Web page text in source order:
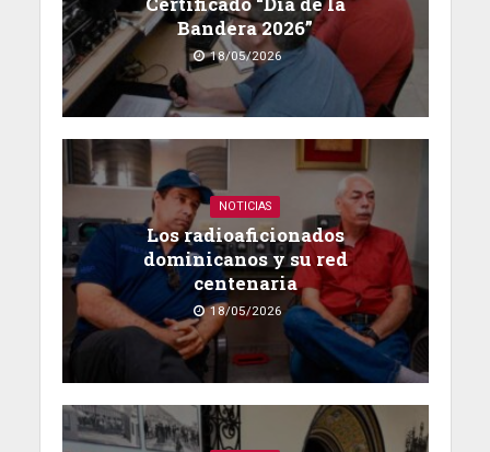
Bandera 2026”
18/05/2026
NOTICIAS
Los radioaficionados
dominicanos y su red
centenaria
18/05/2026